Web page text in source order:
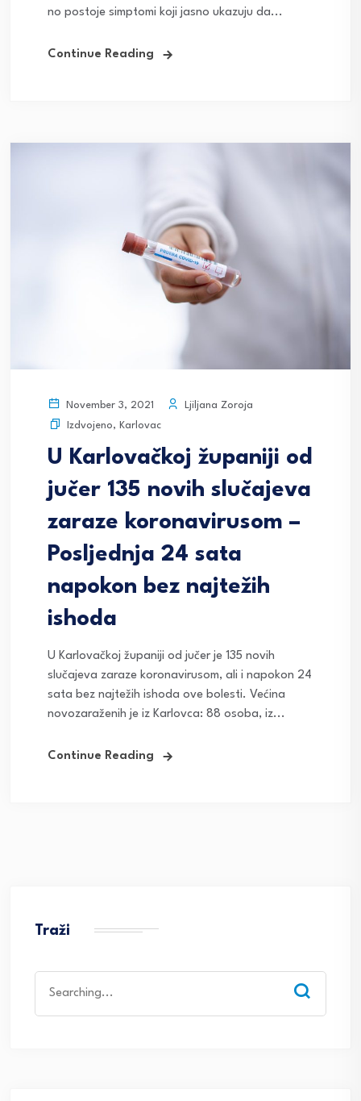
no postoje simptomi koji jasno ukazuju da...
Continue Reading
November 3, 2021
Ljiljana Zoroja
Izdvojeno, Karlovac
U Karlovačkoj županiji od
jučer 135 novih slučajeva
zaraze koronavirusom –
Posljednja 24 sata
napokon bez najtežih
ishoda
U Karlovačkoj županiji od jučer je 135 novih
slučajeva zaraze koronavirusom, ali i napokon 24
sata bez najtežih ishoda ove bolesti. Većina
novozaraženih je iz Karlovca: 88 osoba, iz...
Continue Reading
Traži
for: